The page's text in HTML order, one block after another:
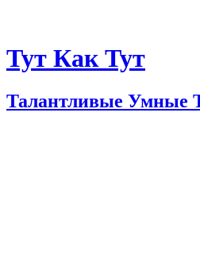
Тут Как Тут
Талантливые Умные